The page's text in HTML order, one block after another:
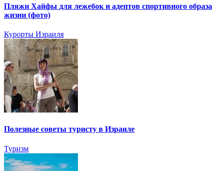
Пляжи Хайфы для лежебок и адептов спортивного образа
жизни (фото)
Курорты Израиля
Полезные советы туристу в Израиле
Туризм